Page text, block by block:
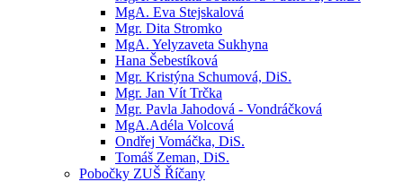
MgA. Eva Stejskalová
Mgr. Dita Stromko
MgA. Yelyzaveta Sukhyna
Hana Šebestíková
Mgr. Kristýna Schumová, DiS.
Mgr. Jan Vít Trčka
Mgr. Pavla Jahodová - Vondráčková
MgA.Adéla Volcová
Ondřej Vomáčka, DiS.
Tomáš Zeman, DiS.
Pobočky ZUŠ Říčany